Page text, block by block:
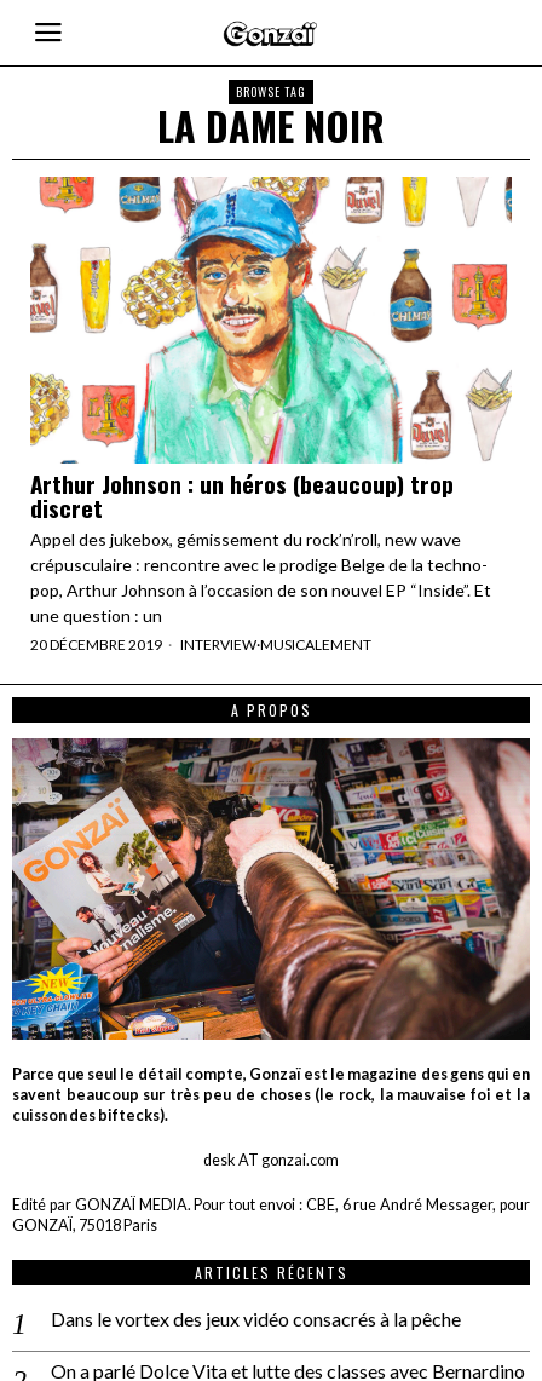
BROWSE TAG
LA DAME NOIR
Arthur Johnson : un héros (beaucoup) trop
discret
Appel des jukebox, gémissement du rock’n’roll, new wave
crépusculaire : rencontre avec le prodige Belge de la techno-
pop, Arthur Johnson à l’occasion de son nouvel EP “Inside”. Et
une question : un
20 DÉCEMBRE 2019 INTERVIEW·MUSICALEMENT
A PROPOS
Parce que seul le détail compte, Gonzaï est le magazine des gens qui en
savent beaucoup sur très peu de choses (le rock, la mauvaise foi et la
cuisson des biftecks).
desk AT gonzai.com
Edité par GONZAÏ MEDIA. Pour tout envoi : CBE, 6 rue André Messager, pour
GONZAÏ, 75018 Paris
ARTICLES RÉCENTS
Dans le vortex des jeux vidéo consacrés à la pêche
On a parlé Dolce Vita et lutte des classes avec Bernardino